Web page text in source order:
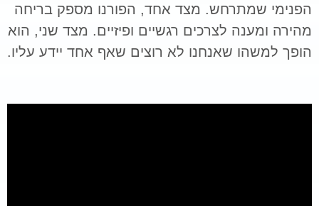
הפנימי שמתרחש. מצד אחד, הפורנו מספק בריחה
מהירה ומענה לצרכים רגשיים ופיזיים. מצד שני, הוא
הופך למשהו שאנחנו לא רוצים שאף אחד יידע עליו.